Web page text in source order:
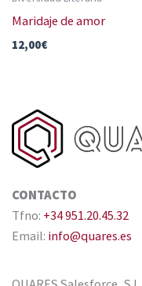
Maridaje de amor
12,00€
CONTACTO
Tfno: +34 951.20.45.32
Email: info@quares.es